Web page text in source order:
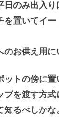
日のみ出入り
を置いてイ
のお供え用に
ットの傍に
プを渡す方式
るべしかな